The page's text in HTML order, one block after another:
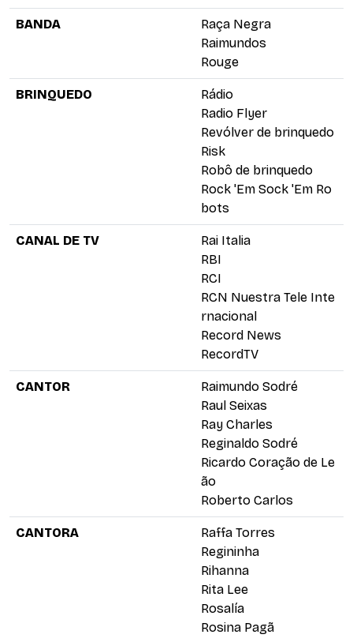
BANDA
Raça Negra
Raimundos
Rouge
BRINQUEDO
Rádio
Radio Flyer
Revólver de brinquedo
Risk
Robô de brinquedo
Rock 'Em Sock 'Em Ro
bots
CANAL DE TV
Rai Italia
RBI
RCI
RCN Nuestra Tele Inte
rnacional
Record News
RecordTV
CANTOR
Raimundo Sodré
Raul Seixas
Ray Charles
Reginaldo Sodré
Ricardo Coração de Le
ão
Roberto Carlos
CANTORA
Raffa Torres
Regininha
Rihanna
Rita Lee
Rosalía
Rosina Pagã